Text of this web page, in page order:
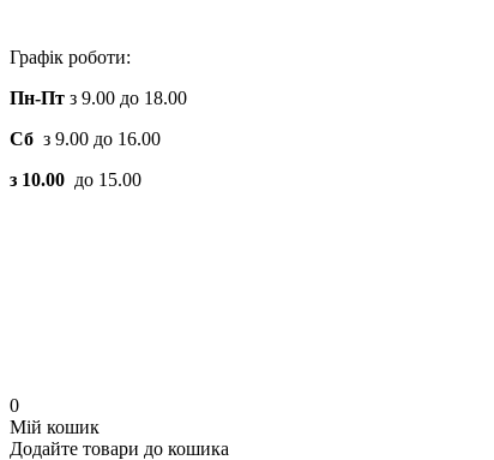
Графік роботи:
Пн-Пт з 9.00 до 18.00
Сб з 9.00 до 16.00
з 10.00 до 15.00
0
Мій кошик
Додайте товари до кошика